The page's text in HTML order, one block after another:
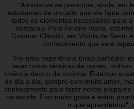
“A iniciativa se preocupa, ainda, em
estudantes de um jeito que ele fique
todos os elementos necessários para a
destacou. Para Alcione Viana,
Guiomar Cláudio, em Vitória de Santo
conhecimento que será
“Foi uma experiência única participar
levar novas técnicas de cortes,
vivência dentro da cozinha. Estamos
do dia a dia, sempre com muito amor,
conhecimento para fazer novos preparos
na escola. Fico muito grata e estou
o que aprendemos”,